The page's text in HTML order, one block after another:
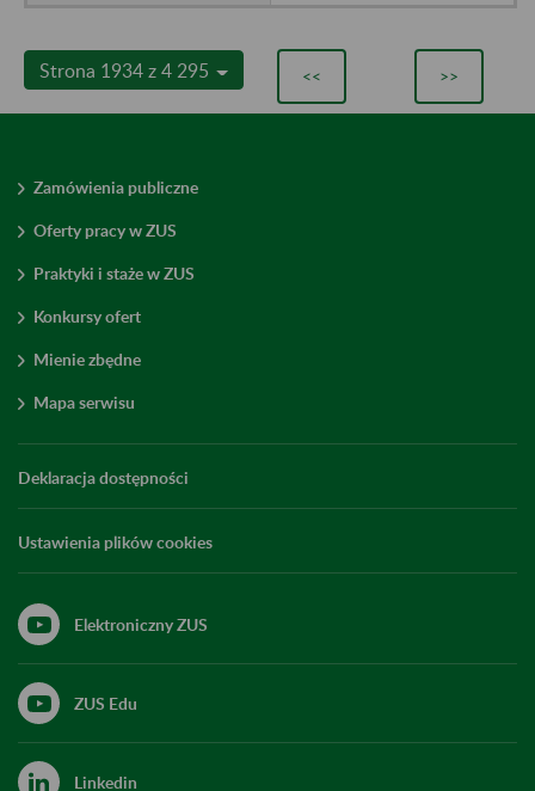
Strona 1934 z 4 295 << >>
Zamówienia publiczne
Oferty pracy w ZUS
Praktyki i staże w ZUS
Konkursy ofert
Mienie zbędne
Mapa serwisu
Deklaracja dostępności
Ustawienia plików cookies
Elektroniczny ZUS
ZUS Edu
Linkedin